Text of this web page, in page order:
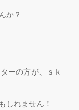
か？
ーの方が、ｓｋ
しれません！